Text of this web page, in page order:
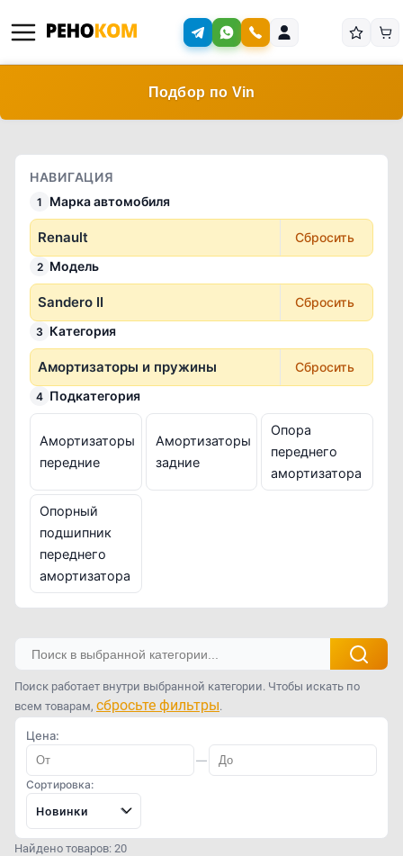
Подбор по Vin
НАВИГАЦИЯ
1 Марка автомобиля
Renault Сбросить
2 Модель
Sandero II Сбросить
3 Категория
Амортизаторы и пружины Сбросить
4 Подкатегория
Амортизаторы
передние
Амортизаторы
задние
Опора
переднего
амортизатора
Опорный
подшипник
переднего
амортизатора
Поиск работает внутри выбранной категории. Чтобы искать по
всем товарам, сбросьте фильтры.
Цена:
—
Сортировка:
Новинки
Найдено товаров: 20